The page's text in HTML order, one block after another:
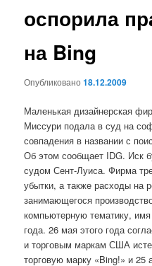
оспорила
на Bing
Опубликовано18.12.2009
Маленькая дизайнерская
Миссури подала в суд на
совпадения в названии с
Об этом сообщает IDG. Иск
судом Сент-Луиса. Фирма
убытки, а также расходы на
занимающегося
компьютерную тематику,
года. 26 мая этого года
и торговым маркам США
торговую марку «Bing!» и 25